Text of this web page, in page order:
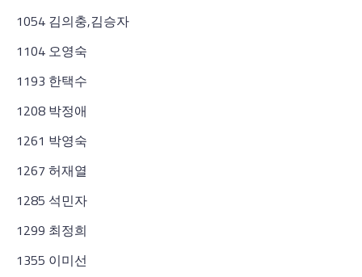
1054 김의충,김승자
1104 오영숙
1193 한택수
1208 박정애
1261 박영숙
1267 허재열
1285 석민자
1299 최정희
1355 이미선